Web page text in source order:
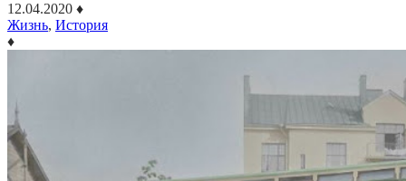
12.04.2020 ♦
Жизнь, История
♦